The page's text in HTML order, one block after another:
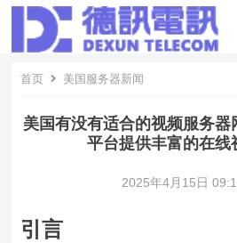
首页 美国服务器新闻
美国有没有适合的视频服务器
平台提供丰富的在线
2025年4月15日
引言